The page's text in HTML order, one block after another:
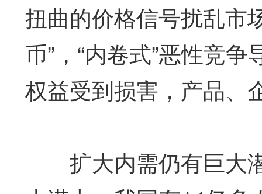
扭曲的价格信号扰乱市
币”，“内卷式”恶性竞
权益受到损害，产品、
扩大内需仍有巨大